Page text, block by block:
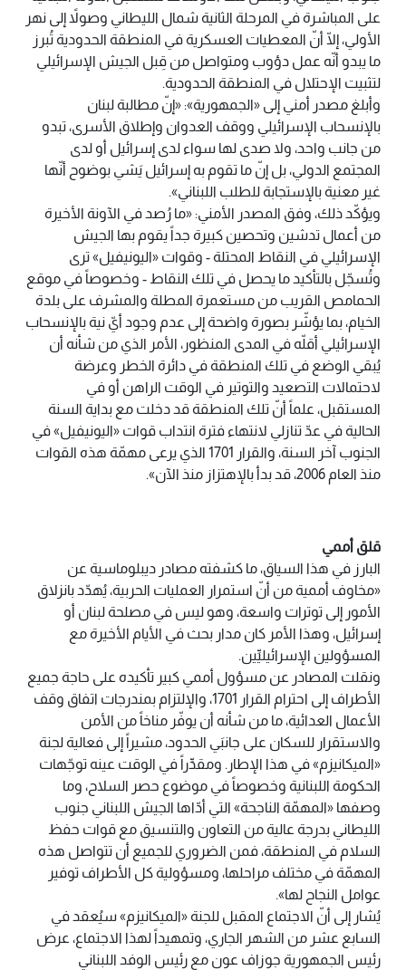
على المباشرة في المرحلة الثانية شمال الليطاني وصولاً إلى نهر
الأولي، إلّا أنّ المعطيات العسكرية في المنطقة الحدودية تُبرز
ما يبدو أنّه عمل دؤوب ومتواصل من قِبل الجيش الإسرائيلي
لتثبيت الإحتلال في المنطقة الحدودية.
وأبلغ مصدر أمني إلى «الجمهورية»: «إنّ مطالبة لبنان
بالإنسحاب الإسرائيلي ووقف العدوان وإطلاق الأسرى، تبدو
من جانب واحد، ولا صدى لها سواء لدى إسرائيل أو لدى
المجتمع الدولي، بل إنّ ما تقوم به إسرائيل يَشي بوضوح أنّها
غير معنية بالإستجابة للطلب اللبناني».
ويؤكّد ذلك، وفق المصدر الأمني: «ما رُصد في الآونة الأخيرة
من أعمال تدشين وتحصين كبيرة جداً يقوم بها الجيش
الإسرائيلي في النقاط المحتلة - وقوات «اليونيفيل» ترى
وتُسجّل بالتأكيد ما يحصل في تلك النقاط - وخصوصاً في موقع
الحمامص القريب من مستعمرة المطلة والمشرف على بلدة
الخيام، بما يؤشّر بصورة واضحة إلى عدم وجود أيّ نية بالإنسحاب
الإسرائيلي أقلّه في المدى المنظور، الأمر الذي من شأنه أن
يُبقي الوضع في تلك المنطقة في دائرة الخطر وعرضة
لاحتمالات التصعيد والتوتير في الوقت الراهن أو في
المستقبل، علماً أنّ تلك المنطقة قد دخلت مع بداية السنة
الحالية في عدّ تنازلي لانتهاء فترة انتداب قوات «اليونيفيل» في
الجنوب آخر السنة، والقرار 1701 الذي يرعى مهمّة هذه القوات
منذ العام 2006، قد بدأ بالإهتزاز منذ الآن».
قلق أممي
البارز في هذا السياق، ما كشفته مصادر ديبلوماسية عن
«مخاوف أممية من أنّ استمرار العمليات الحربية، يُهدّد بانزلاق
الأمور إلى توترات واسعة، وهو ليس في مصلحة لبنان أو
إسرائيل، وهذا الأمر كان مدار بحث في الأيام الأخيرة مع
المسؤولين الإسرائيليِّين.
ونقلت المصادر عن مسؤول أممي كبير تأكيده على حاجة جميع
الأطراف إلى احترام القرار 1701، والإلتزام بمندرجات اتفاق وقف
الأعمال العدائية، ما من شأنه أن يوفّر مناخاً من الأمن
والاستقرار للسكان على جانبَي الحدود، مشيراً إلى فعالية لجنة
«الميكانيزم» في هذا الإطار. ومقدِّراً في الوقت عينه توجّهات
الحكومة اللبنانية وخصوصاً في موضوع حصر السلاح، وما
وصفها «المهمّة الناجحة» التي أدّاها الجيش اللبناني جنوب
الليطاني بدرجة عالية من التعاون والتنسيق مع قوات حفظ
السلام في المنطقة، فمن الضروري للجميع أن تتواصل هذه
المهمّة في مختلف مراحلها، ومسؤولية كل الأطراف توفير
عوامل النجاح لها».
يُشار إلى أنّ الاجتماع المقبل للجنة «الميكانيزم» سيُعقد في
السابع عشر من الشهر الجاري، وتمهيداً لهذا الاجتماع، عرض
رئيس الجمهورية جوزاف عون مع رئيس الوفد اللبناني